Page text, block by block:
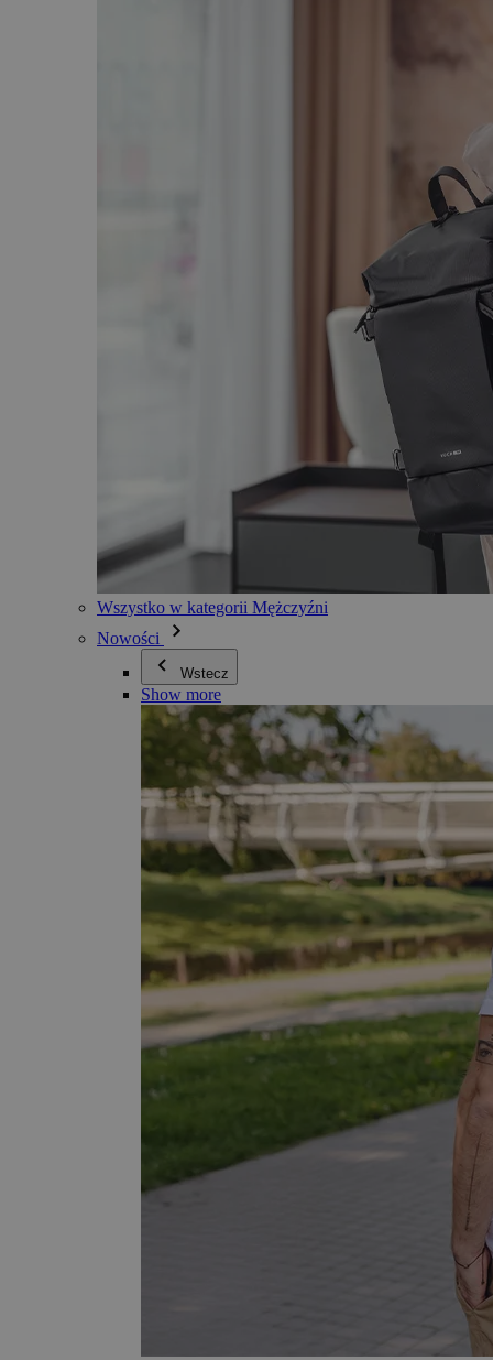
Wszystko w kategorii Mężczyźni
Nowości
Wstecz
Show more